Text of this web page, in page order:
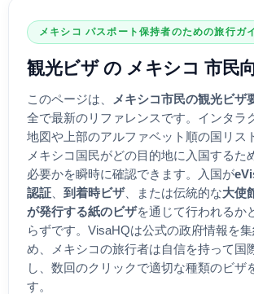
メキシコ パスポート保持者のための旅行ガ
観光ビザの メキシコ 市民
このページは、 メキシコ市民の観光ビザ
全で最新のリファレンスです。インタラ
地図や上部のアルファベット順の国リス
メキシコ 国民がどの目的地に入国するた
必要かを瞬時に確認できます。入国が
認証
到着時ビザ、または伝統的な大使
が発行する紙のビザを通じて行われるか
らずです。VisaHQは公式の政府情報を
め、
メキシコの旅行者は自信を持って国
し、数回のクリックで適切な種類のビザ
す。